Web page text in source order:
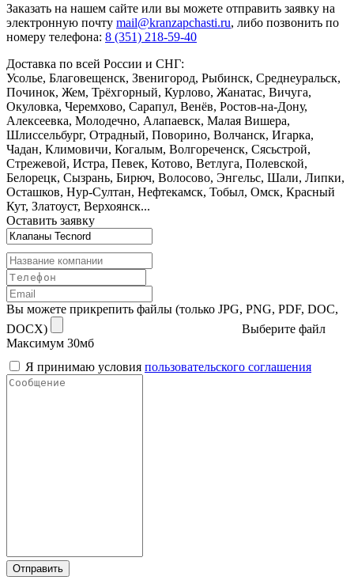
Заказать на нашем сайте или вы можете отправить заявку на
электронную почту mail@kranzapchasti.ru, либо позвонить по
номеру телефона: 8 (351) 218-59-40
Доставка по всей России и СНГ:
Усолье, Благовещенск, Звенигород, Рыбинск, Среднеуральск,
Починок, Жем, Трёхгорный, Курлово, Жанатас, Вичуга,
Окуловка, Черемхово, Сарапул, Венёв, Ростов-на-Дону,
Алексеевка, Молодечно, Алапаевск, Малая Вишера,
Шлиссельбург, Отрадный, Поворино, Волчанск, Игарка,
Чадан, Климовичи, Когалым, Волгореченск, Сясьстрой,
Стрежевой, Истра, Певек, Котово, Ветлуга, Полевской,
Белорецк, Сызрань, Бирюч, Волосово, Энгельс, Шали, Липки,
Осташков, Нур-Султан, Нефтекамск, Тобыл, Омск, Красный
Кут, Златоуст, Верхоянск...
Оставить заявку
Вы можете прикрепить файлы (только JPG, PNG, PDF, DOC,
DOCX)
Выберите файл
Максимум 30мб
Я принимаю условия пользовательского соглашения
Отправить